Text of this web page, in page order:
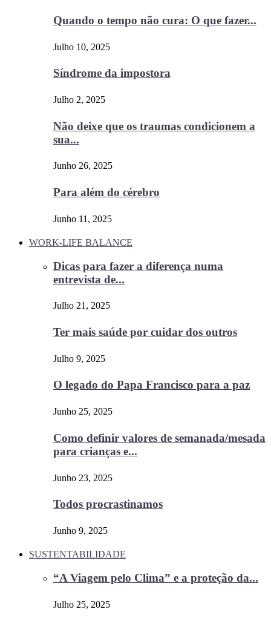
Quando o tempo não cura: O que fazer...
Julho 10, 2025
Síndrome da impostora
Julho 2, 2025
Não deixe que os traumas condicionem a
sua...
Junho 26, 2025
Para além do cérebro
Junho 11, 2025
WORK-LIFE BALANCE
Dicas para fazer a diferença numa
entrevista de...
Julho 21, 2025
Ter mais saúde por cuidar dos outros
Julho 9, 2025
O legado do Papa Francisco para a paz
Junho 25, 2025
Como definir valores de semanada/mesada
para crianças e...
Junho 23, 2025
Todos procrastinamos
Junho 9, 2025
SUSTENTABILIDADE
“A Viagem pelo Clima” e a proteção da...
Julho 25, 2025